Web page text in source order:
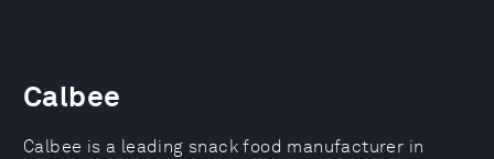
Calbee
Calbee is a leading snack food manufacturer in